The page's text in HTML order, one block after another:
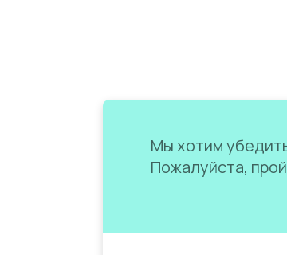
Мы хотим
Пожалуйста,